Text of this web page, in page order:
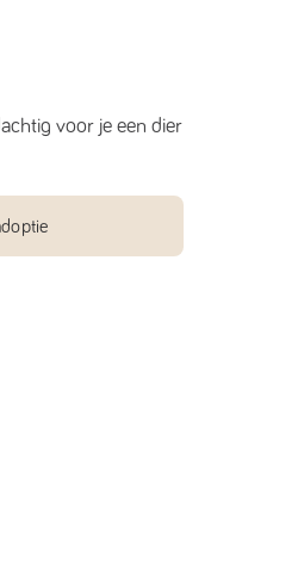
voor je een dier